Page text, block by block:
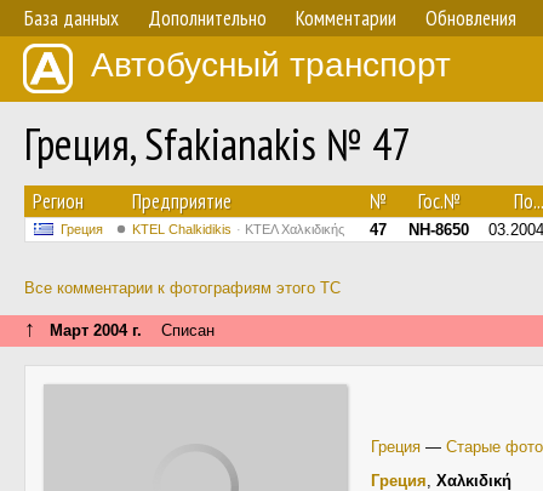
База данных Дополнительно Комментарии Обновления
Автобусный транспорт
Греция, Sfakianakis № 47
Регион Предприятие № Гос.№ По...
Греция ΚΤΕL Chalkidikis ΚΤΕΛ Χαλκιδικής 47 NH-8650 03.2004
Все комментарии к фотографиям этого ТС
↑ Март 2004 г. Списан
Греция — Старые
Греция, Χαλκιδική